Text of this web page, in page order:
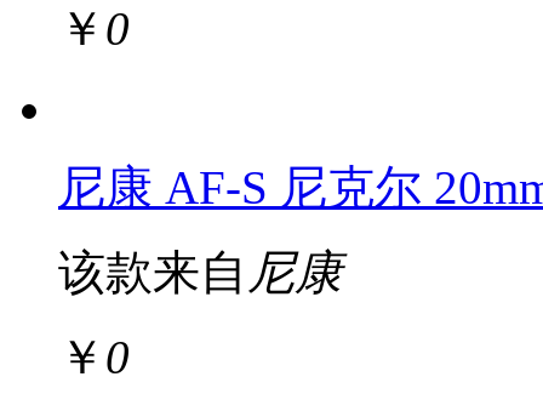
￥ 0
尼康 AF-S 尼克尔
该款来自 尼康
￥ 0